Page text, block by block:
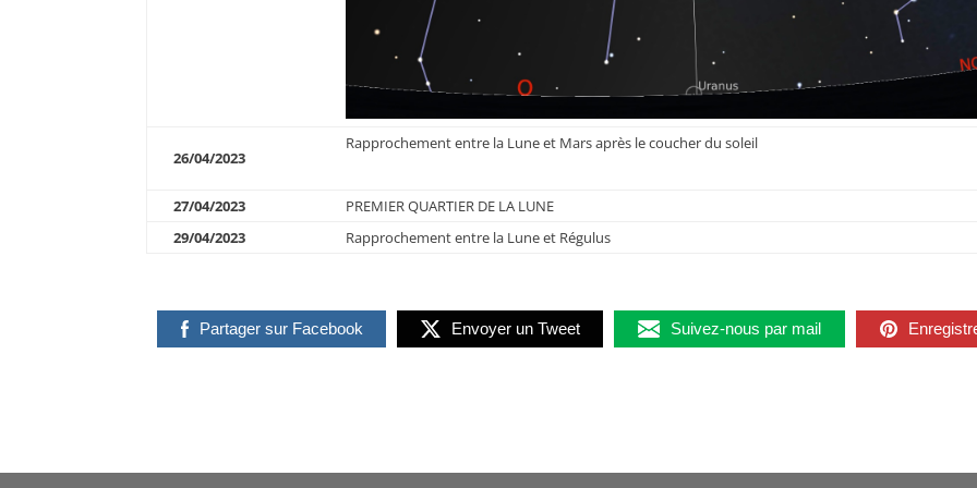
26/04/2023
Rapprochement entre la Lune et Mars après le coucher du soleil
27/04/2023
PREMIER QUARTIER DE LA LUNE
29/04/2023
Rapprochement entre la Lune et Régulus
Partager sur Facebook Envoyer un Tweet Suivez-nous par mail